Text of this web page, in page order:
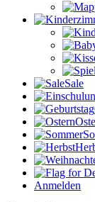
Sale
Anmelden